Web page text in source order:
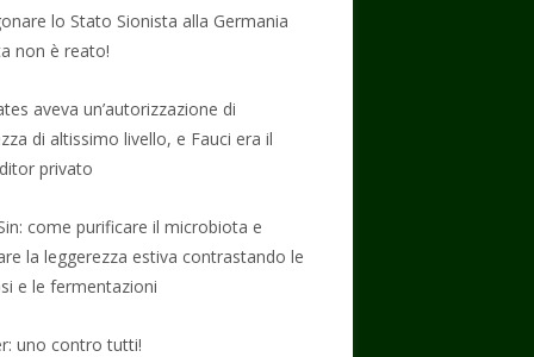
lo Stato Sionista alla Germania
non è reato!
aveva un’autorizzazione di
di altissimo livello, e Fauci era il
privato
come purificare il microbiota e
la leggerezza estiva contrastando le
e le fermentazioni
uno contro tutti!